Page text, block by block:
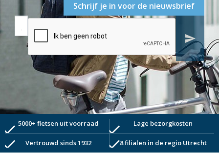
Schrijf je in voor de nieuwsbrief
send
check5000+ fietsen uit voorraad check Lage bezorgkosten
check Vertrouwd sinds 1932 check8 filialen in de regio Utrecht